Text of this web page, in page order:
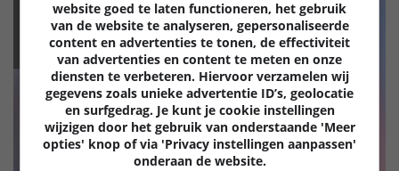
website goed te laten functioneren, het gebruik
van de website te analyseren, gepersonaliseerde
content en advertenties te tonen, de effectiviteit
van advertenties en content te meten en onze
diensten te verbeteren. Hiervoor verzamelen wij
gegevens zoals unieke advertentie ID’s, geolocatie
en surfgedrag. Je kunt je cookie instellingen
wijzigen door het gebruik van onderstaande 'Meer
opties' knop of via 'Privacy instellingen aanpassen'
onderaan de website.